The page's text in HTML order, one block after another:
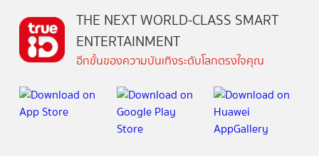
THE NEXT WORLD-CLASS SMART
ENTERTAINMENT
อีกขั้นของความบันเทิงระดับโลกตรงใจคุณ